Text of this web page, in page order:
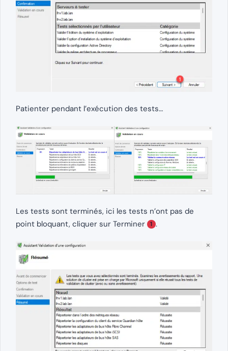
Patienter pendant l’exécution des tests…
Les tests sont terminés, ici les tests n’ont pas de
point bloquant, cliquer sur Terminer
1 .